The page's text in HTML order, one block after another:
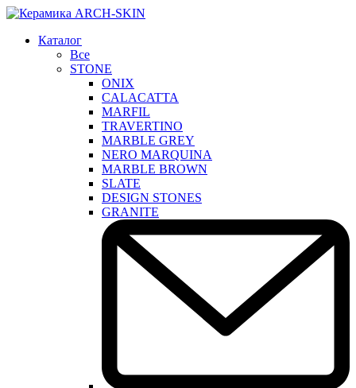
Каталог
Все
STONE
ONIX
CALACATTA
MARFIL
TRAVERTINO
MARBLE GREY
NERO MARQUINA
MARBLE BROWN
SLATE
DESIGN STONES
GRANITE